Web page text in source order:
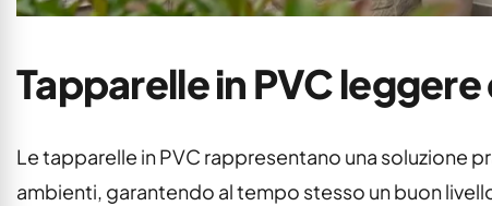
Tapparelle in PVC
Le tapparelle in PVC rappresentano una soluzione
ambienti, garantendo al tempo stesso un buon